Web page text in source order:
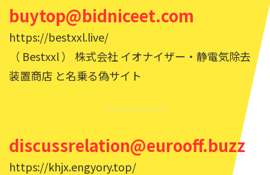
buytop@bidniceet.com
https://bestxxl.live/
（ Bestxxl ） 株式会社 イオナイザー・静電気除去
装置商店 と名乗る偽サイト
discussrelation@eurooff.buzz
https://khjx.engyory.top/